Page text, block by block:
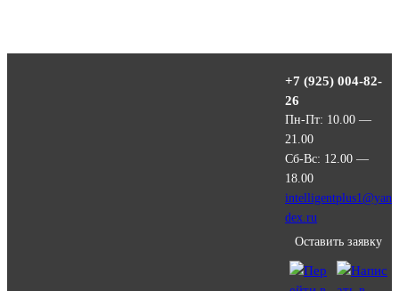
+7 (925) 004-82-
26
Пн-Пт: 10.00 —
21.00
Сб-Вс: 12.00 —
18.00
intelligentplus1@yan
dex.ru
Оставить заявку